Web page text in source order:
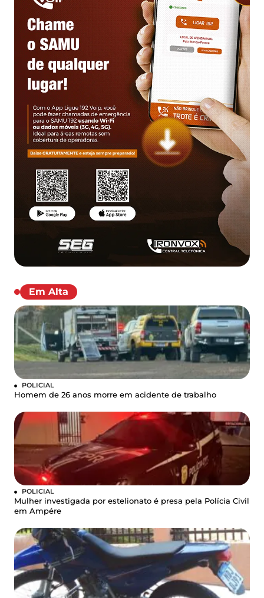
Em Alta
POLICIAL
Homem de 26 anos morre em acidente de trabalho
POLICIAL
Mulher investigada por estelionato é presa pela Polícia Civil
em Ampére